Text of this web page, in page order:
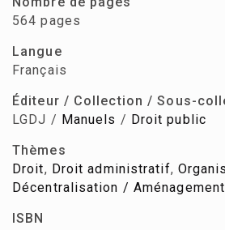
564 pages
Langue
Français
Éditeur / Collection / Sous-
LGDJ / Manuels / Droit public
Thèmes
Droit, Droit administratif,
Décentralisation /
ISBN